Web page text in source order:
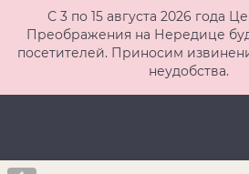
С 3 по 15 августа 2026 года
Преображения на Нередице
посетителей. Приносим
неудобства.